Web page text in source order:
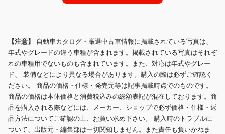
【注意】 自動車カタログ・厳選中古車情報に掲載されている写真は、
年式やグレードの違う車種が含まれます。掲載されている写真はそれぞ
れの車種用でないものも含まれています。また、対応は年式やグレー
ド、 装備などにより異なる場合があります。購入の際は必ずご確認く
ださい。 商品の価格・仕様・発売元等は記事掲載時点でのものです。
商品の価格は本体価格と消費税込みの総額表記が混在しております。商
品を購入される際などには、メーカー、ショップで必ず価格・仕様・返
品方法についてご確認の上、お買い求め下さい。 購入時のトラブルに
ついて、出版元・編集部は一切関知しません。また責任も負いかねま